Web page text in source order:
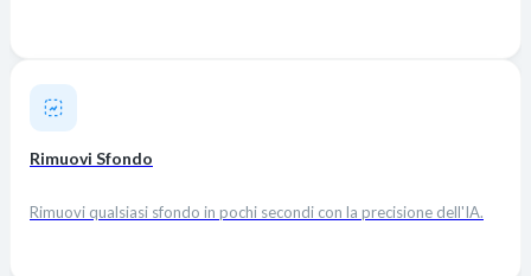
Rimuovi Sfondo
Rimuovi qualsiasi sfondo in pochi secondi con la precisione dell'IA.